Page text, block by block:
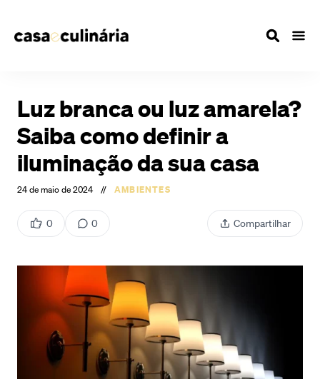
Luz branca ou luz amarela?
Saiba como definir a
iluminação da sua casa
24 de maio de 2024 // AMBIENTES
0 0 Compartilhar